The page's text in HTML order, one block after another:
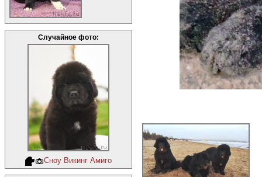
Случайное фото:
Сноу Викинг Амиго